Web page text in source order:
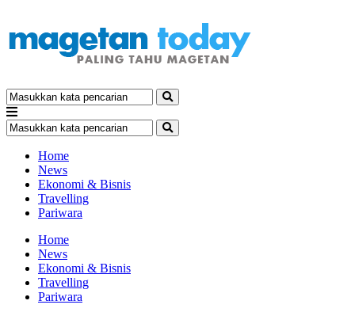
Home
News
Ekonomi & Bisnis
Travelling
Pariwara
Home
News
Ekonomi & Bisnis
Travelling
Pariwara